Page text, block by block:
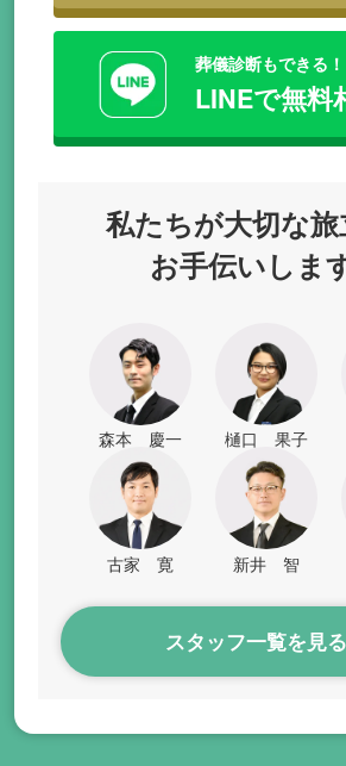
葬儀診断もできる！
LINEで無料
私たちが大切な旅
お手伝いしま
森本 慶一 樋口 果子
古家 寛 新井 智
スタッフ一覧を見る